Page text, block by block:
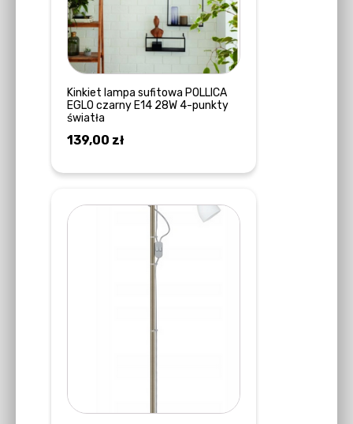
Kinkiet lampa sufitowa POLLICA
EGLO czarny E14 28W 4-punkty
światła
139,00 zł